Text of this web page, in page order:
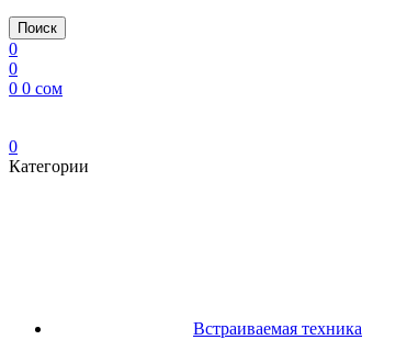
Поиск
0
0
0 0 сом
0
Категории
Встраиваемая техника